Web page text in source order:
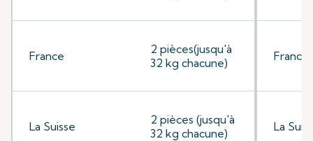
France
2 pièces(jusqu'à
32 kg chacune)
La Suisse
2 pièces (jusqu'à
32 kg chacune)
France
La